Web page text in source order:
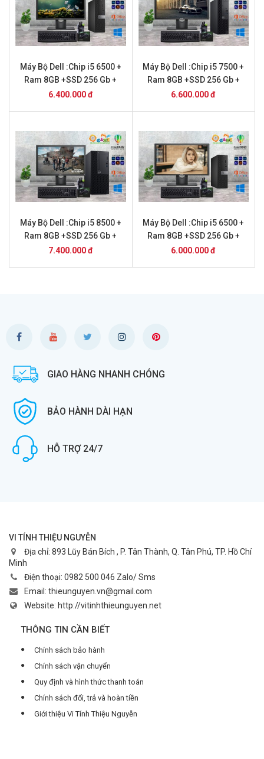
Máy Bộ Dell :Chip i5 6500 +
Ram 8GB +SSD 256 Gb +
Màn hình 22 inch
6.400.000 đ
Máy Bộ Dell :Chip i5 7500 +
Ram 8GB +SSD 256 Gb +
Màn hình 22 inch
6.600.000 đ
Máy Bộ Dell :Chip i5 8500 +
Ram 8GB +SSD 256 Gb +
Màn hình 22 inch
7.400.000 đ
Máy Bộ Dell :Chip i5 6500 +
Ram 8GB +SSD 256 Gb +
Màn hình 20 inch
6.000.000 đ
GIAO HÀNG NHANH CHÓNG
BẢO HÀNH DÀI HẠN
HỖ TRỢ 24/7
VI TÍNH THIỆU NGUYỄN
Địa chỉ: 893 Lũy Bán Bích , P. Tân Thành, Q. Tân Phú, TP. Hồ Chí
Minh
Điện thoại: 0982 500 046 Zalo/ Sms
Email: thieunguyen.vn@gmail.com
Website: http://vitinhthieunguyen.net
THÔNG TIN CẦN BIẾT
Chính sách bảo hành
Chính sách vận chuyển
Quy định và hình thức thanh toán
Chính sách đổi, trả và hoàn tiền
Giới thiệu Vi Tính Thiệu Nguyễn